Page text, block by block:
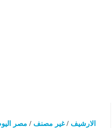
الارشيف /غير مصنف / مصر